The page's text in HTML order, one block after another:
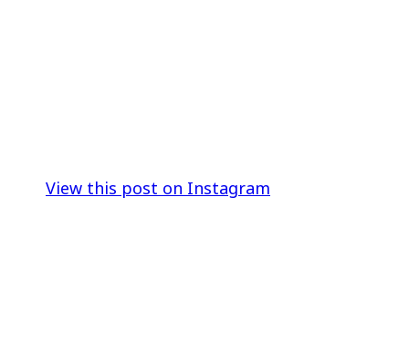
View this post on Instagram